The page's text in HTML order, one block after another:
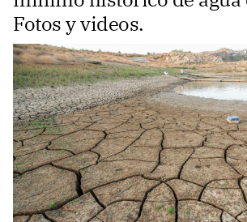
Fotos y videos.